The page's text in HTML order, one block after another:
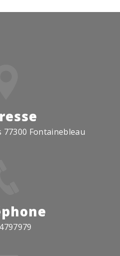
77300 Fontainebleau